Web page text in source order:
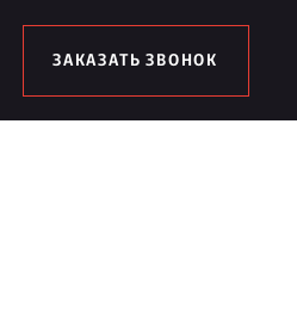
ЗАКАЗАТЬ ЗВОНОК